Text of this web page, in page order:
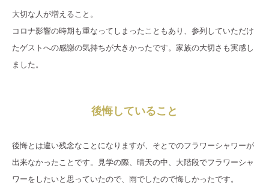
大切な人が増えること。
コロナ影響の時期も重なってしまったこともあり、参列していただけ
たゲストへの感謝の気持ちが大きかったです。家族の大切さも実感し
ました。
後悔していること
後悔とは違い残念なことになりますが、そとでのフラワーシャワーが
出来なかったことです。見学の際、晴天の中、大階段でフラワーシャ
ワーをしたいと思っていたので、雨でしたので悔しかったです。